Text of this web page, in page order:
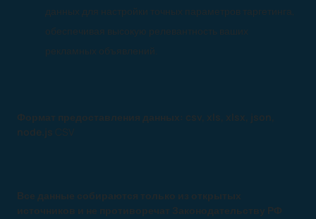
данных для настройки точных параметров таргетинга,
обеспечивая высокую релевантность ваших
рекламных объявлений.
Формат предоставления данных: csv, xls, xlsx, json,
node.js
Все данные собираются только из открытых
источников и не противоречат Законодательству РФ